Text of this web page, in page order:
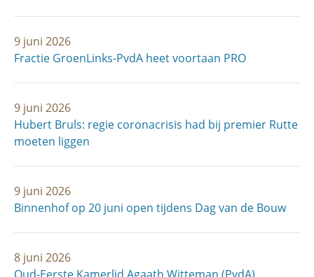
9 juni 2026
Fractie GroenLinks-PvdA heet voortaan PRO
9 juni 2026
Hubert Bruls: regie coronacrisis had bij premier Rutte
moeten liggen
9 juni 2026
Binnenhof op 20 juni open tijdens Dag van de Bouw
8 juni 2026